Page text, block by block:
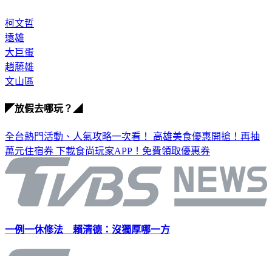
柯文哲
遠雄
大巨蛋
趙藤雄
文山區
◤放假去哪玩？◢
全台熱門活動、人氣攻略一次看！ 高雄美食優惠開搶！再抽
萬元住宿券 下載食尚玩家APP！免費領取優惠券
一例一休修法 賴清德：沒獨厚哪一方